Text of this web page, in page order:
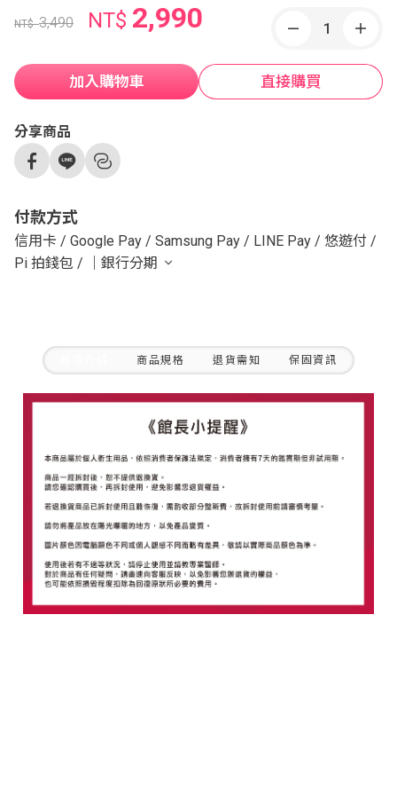
NT$3,490 NT$ 2,990
加入購物車 直接購買
分享商品
付款方式
信用卡 / Google Pay / Samsung Pay / LINE Pay / 悠遊付 /
Pi 拍錢包 / ｜銀行分期
商品規格 退貨需知 保固資訊